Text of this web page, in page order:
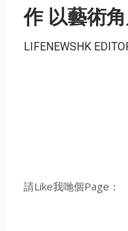
作 以藝術
LIFENEWSHK
請Like我哋個Page：